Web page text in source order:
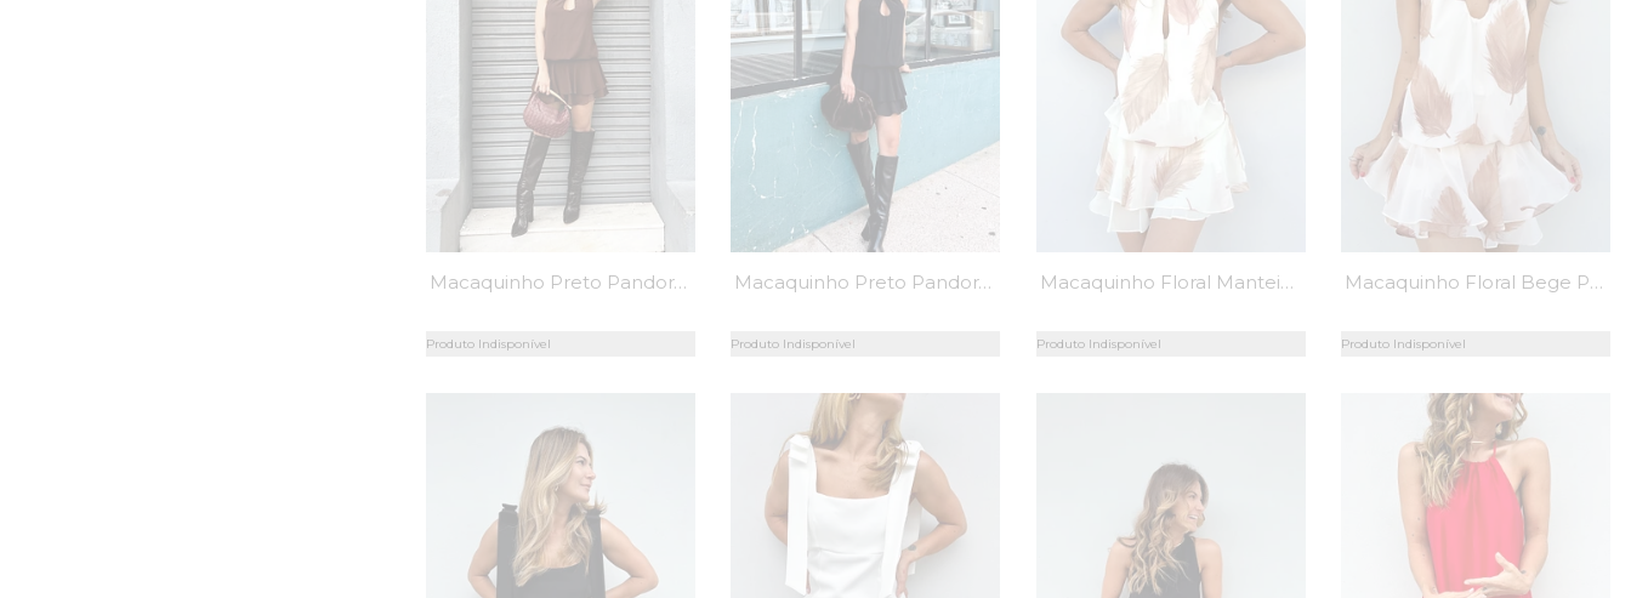
Macaquinho Preto Pandora - MiniMoni
Produto Indisponível
Macaquinho Preto Pandora - MiniMoni
Produto Indisponível
Macaquinho Floral Manteiga Pandora - MiniMoni
Produto Indisponível
Macaquinho Floral Bege Pandora - MiniMoni
Produto Indisponível